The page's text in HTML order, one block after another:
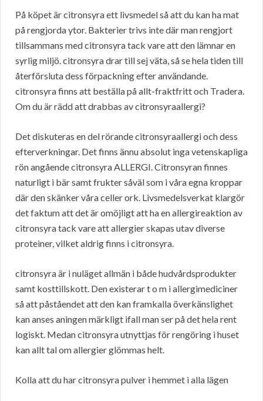
På köpet är citronsyra ett livsmedel så att du kan ha mat
på rengjorda ytor. Bakterier trivs inte där man rengjort
tillsammans med citronsyra tack vare att den lämnar en
syrlig miljö. citronsyra drar till sej väta, så se hela tiden till
återförsluta dess förpackning efter användande.
citronsyra finns att beställa på allt-fraktfritt och Tradera.
Om du är rädd att drabbas av citronsyraallergi?
Det diskuteras en del rörande citronsyraallergi och dess
efterverkningar. Det finns ännu absolut inga vetenskapliga
rön angående citronsyra ALLERGI. Citronsyran finnes
naturligt i bär samt frukter såväl som i våra egna kroppar
där den skänker våra celler ork. Livsmedelsverkat klargör
det faktum att det är omöjligt att ha en allergireaktion av
citronsyra tack vare att allergier skapas utav diverse
proteiner, vilket aldrig finns i citronsyra.
citronsyra är i nuläget allmän i både hudvårdsprodukter
samt kosttillskott. Den existerar t o m i allergimediciner
så att påståendet att den kan framkalla överkänslighet
kan anses aningen märkligt ifall man ser på det hela rent
logiskt. Medan citronsyra utnyttjas för rengöring i huset
kan allt tal om allergier glömmas helt.
Kolla att du har citronsyra pulver i hemmet i alla lägen